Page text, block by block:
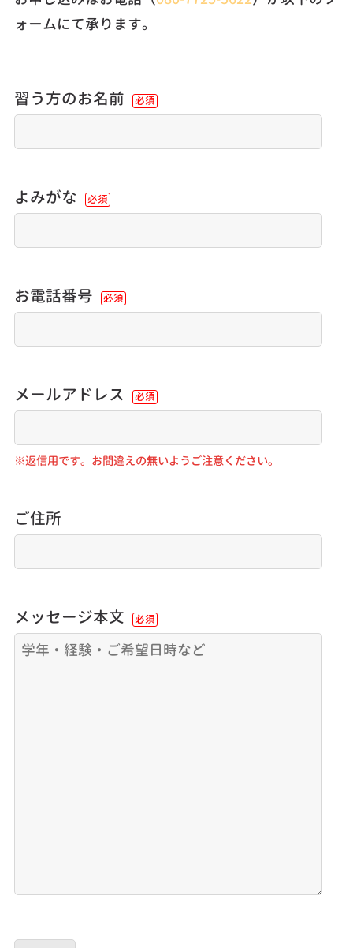
ォームにて承ります。
習う方のお名前 必須
よみがな 必須
お電話番号 必須
メールアドレス 必須
※返信用です。お間違えの無いようご注意ください。
ご住所
メッセージ本文 必須